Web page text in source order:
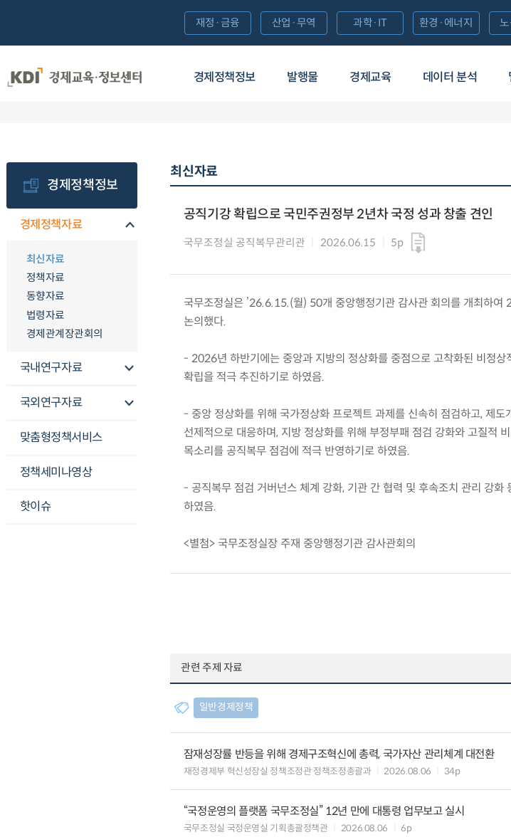
경제정책정보 발행물 경제교육 데이터 분석
재정·금융 산업·무역 과학·IT 환경·에너지
경제정책정보
경제정책자료
최신자료
정책자료
동향자료
법령자료
경제관계장관회의
국내연구자료
국외연구자료
맞춤형정책서비스
정책세미나영상
핫이슈
최신자료
공직기강 확립으로 국민주권정부 2년차 국정 성과 창출 견인
국무조정실 공직복무관리관 2026.06.15 5p
국무조정실은 ’26.6.15.(월) 50개 중앙행정기관 감사관 회의를 개최하여
논의했다.
- 2026년 하반기에는 중앙과 지방의 정상화를 중점으로 고착화된 비정상
확립을 적극 추진하기로 하였음.
- 중앙 정상화를 위해 국가정상화 프로젝트 과제를 신속히 점검하고, 제도
선제적으로 대응하며, 지방 정상화를 위해 부정부패 점검 강화와 고질적
목소리를 공직복무 점검에 적극 반영하기로 하였음.
- 공직복무 점검 거버넌스 체계 강화, 기관 간 협력 및 후속조치 관리 강화
하였음.
<별첨> 국무조정실장 주재 중앙행정기관 감사관회의
관련 주제 자료
일반경제정책
잠재성장률 반등을 위해 경제구조혁신에 총력, 국가자산 관리체계 대전환
재정경제부 혁신성장실 정책조정관 정책조정총괄과 2026.08.06 34p
“국정운영의 플랫폼 국무조정실” 12년 만에 대통령 업무보고 실시
국무조정실 국정운영실 기획총괄정책관 2026.08.06 6p